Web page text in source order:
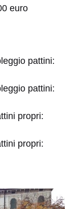
euro
pattini:
pattini:
propri:
propri: